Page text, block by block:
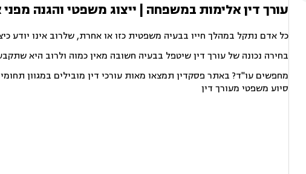
עורך דין אלימות במשפחה | ייצוג משפטי והגנה
כל אדם נתקל במהלך חייו בבעיה משפטית כזו או אחרת, שלרוב אינו יודע
בחירה נכונה של עורך דין שיטפל בבעיה חשובה מאין כמוה ולרוב היא
מחפשים עו"ד? באתר פסקדין תמצאו מאות עורכי דין מובילים במגוון
סיוע משפטי מעורך דין